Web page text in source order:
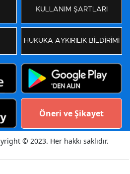
KULLANIM ŞARTLARI
HUKUKA AYKIRILIK BİLDİRİMİ
Öneri ve Şikayet
© 2023. Her hakkı saklıdır.